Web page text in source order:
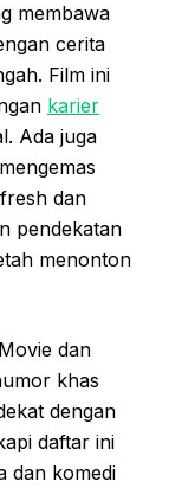
membawa
cerita
Film ini
karier
Ada juga
dan
pendekatan
menonton
dan
khas
dengan
daftar ini
dan komedi